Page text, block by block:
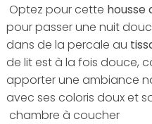
Optez pour cette housse
pour passer une nuit
dans de la percale au
de lit est à la fois douce,
apporter une ambiance
avec ses coloris doux et
chambre à coucher